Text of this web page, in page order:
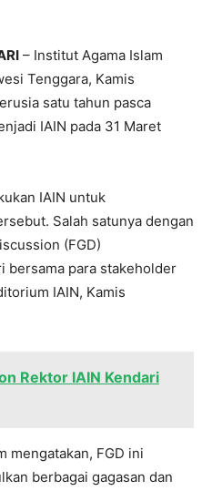
– Institut Agama Islam
Tenggara, Kamis
satu tahun pasca
IAIN pada 31 Maret
IAIN untuk
Salah satunya dengan
(FGD)
bersama para stakeholder
IAIN, Kamis
Rektor IAIN Kendari
mengatakan, FGD ini
berbagai gagasan dan